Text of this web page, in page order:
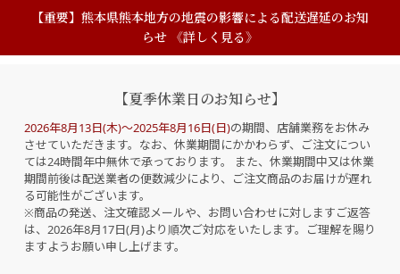
【重要】熊本県熊本地方の地震の影響による配送遅延のお知
らせ 《詳しく見る》
【夏季休業日のお知らせ】
2026年8月13日(木)～2025年8月16日(日)の期間、店舗業務をお休み
させていただきます。なお、休業期間にかかわらず、ご注文につい
ては24時間年中無休で承っております。 また、休業期間中又は休業
期間前後は配送業者の便数減少により、ご注文商品のお届けが遅れ
る可能性がございます。
※商品の発送、注文確認メールや、お問い合わせに対しますご返答
は、2026年8月17日(月)より順次ご対応をいたします。ご理解を賜り
ますようお願い申し上げます。